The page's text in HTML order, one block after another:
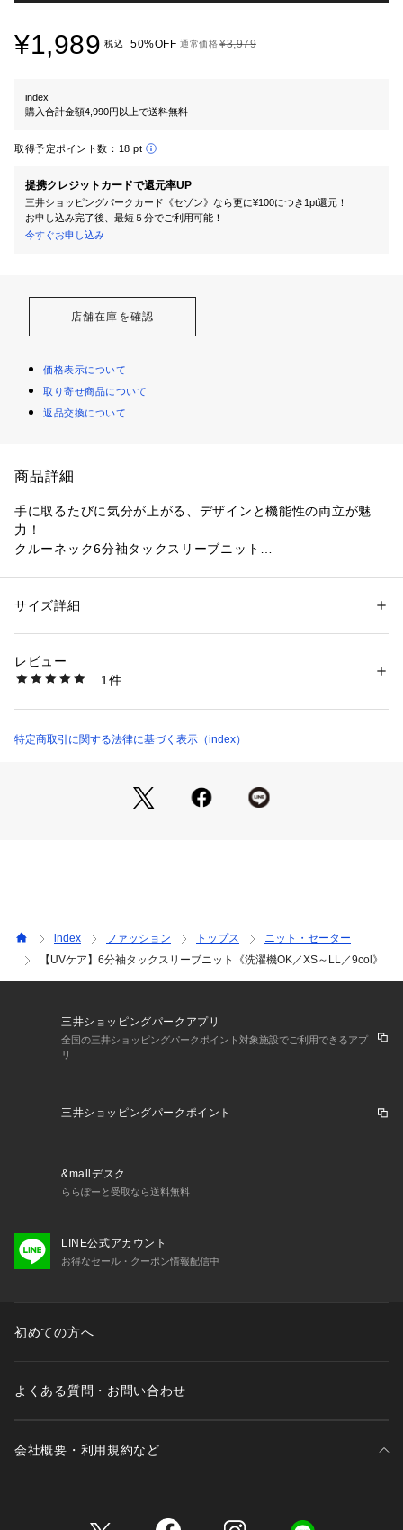
¥1,989 税込 50%OFF 通常価格¥3,979
index
購入合計金額4,990円以上で送料無料
取得予定ポイント数： 18 pt
提携クレジットカードで還元率UP
三井ショッピングパークカード《セゾン》なら更に¥100につき1pt還元！
お申し込み完了後、最短５分でご利用可能！
今すぐお申し込み
店舗在庫を確認
価格表示について
取り寄せ商品について
返品交換について
商品詳細
手に取るたびに気分が上がる、デザインと機能性の両立が魅
力！
クルーネック6分袖タックスリーブニット
・控えめなボリューム感のタックスリーブで、程よい華やかさ
クセントを添えます。
・季節の変わり目にも活躍する絶妙な袖丈が、快適さと実用性
しめる一枚。
・ボトム次第でON／OFF幅広く使えます！
も魅力。
※この製品は、太陽光線中の紫外線(UV)を通しにくくします。
【カラー】
・グレージュ(650)、ライトピンク(670)、サックスブルー(69
はバイカラー
※照明の関係により、実際よりも色味が違って見える場合があ
性別：レディース
素材：レーヨン66％ ナイロン34％
商品番号：
C58-15012 （ショップ）
サイズ詳細
レビュー
1件
特定商取引に関する法律に基づく表示（index）
index ファッション トップス
ニット・セーター
【UVケア】6分袖タックスリーブニット《洗濯機OK／XS～LL／9col》
三井ショッピングパークアプリ
全国の三井ショッピングパークポイント対象施設でご利用できるアプ
リ
三井ショッピングパークポイント
&mallデスク
ららぽーと受取なら送料無料
LINE公式アカウント
お得なセール・クーポン情報配信中
初めての方へ
よくある質問・お問い合わせ
会社概要・利用規約など